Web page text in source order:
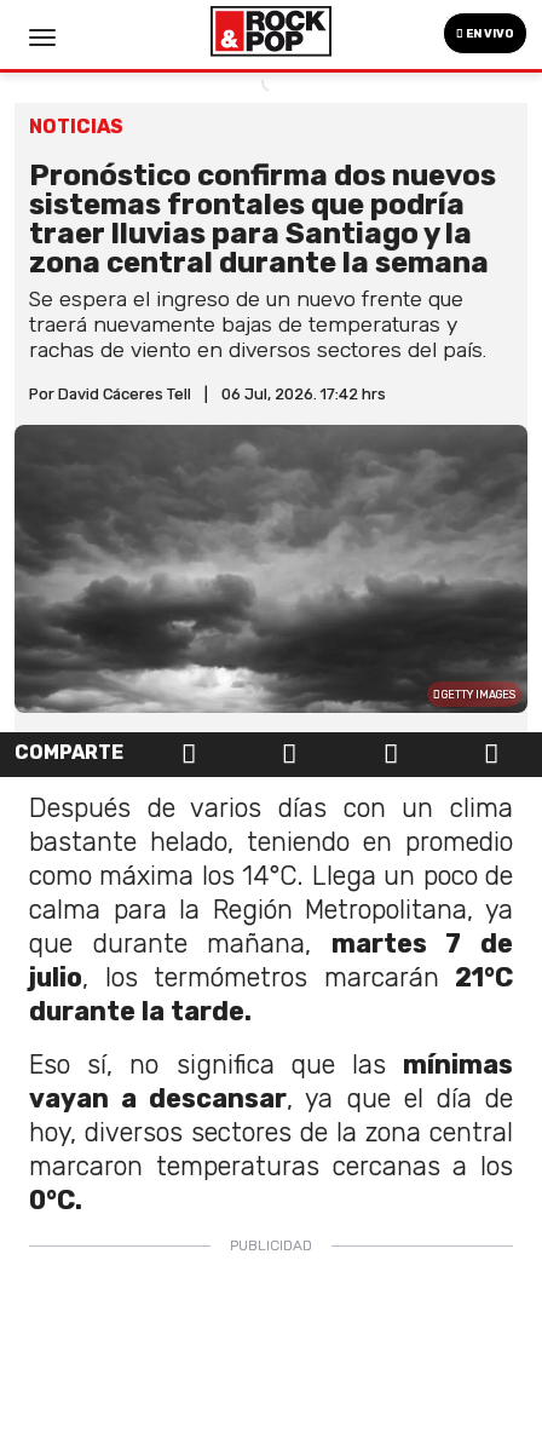
EN VIVO
NOTICIAS
Pronóstico confirma dos nuevos
sistemas frontales que podría
traer lluvias para Santiago y la
zona central durante la semana
Se espera el ingreso de un nuevo frente que
traerá nuevamente bajas de temperaturas y
rachas de viento en diversos sectores del país.
Por David Cáceres Tell 06 Jul, 2026. 17:42 hrs
GETTY IMAGES
COMPARTE
Después de varios días con un clima
bastante helado, teniendo en promedio
como máxima los 14°C. Llega un poco de
calma para la Región Metropolitana, ya
que durante mañana, martes 7 de
julio, los termómetros marcarán 21°C
durante la tarde.
Eso sí, no significa que las mínimas
vayan a descansar, ya que el día de
hoy, diversos sectores de la zona central
marcaron temperaturas cercanas a los
0°C.